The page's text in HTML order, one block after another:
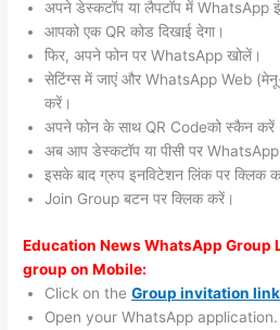
अपने डेस्कटॉप या लैपटॉप में WhatsApp
आपको एक QR कोड दिखाई देगा।
फिर, अपने फोन पर WhatsApp खोलें।
सेटिंग्स में जाएं और WhatsApp Web
करें।
अपने फोन के साथ QR Codeको स्कैन करें।
अब आप डेस्कटॉप या पीसी पर
इसके बाद ग्रुप इनविटेशन लिंक पर क्लिक
Join Group बटन पर क्लिक करें।
Education News WhatsApp Group
group on Mobile:
Click on theGroup invitation
Open your WhatsApp application.